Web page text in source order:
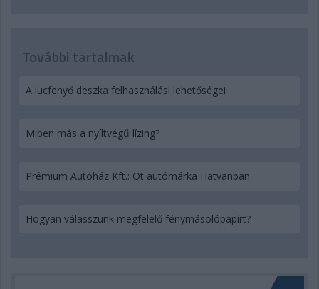
További tartalmak
A lucfenyő deszka felhasználási lehetőségei
Miben más a nyíltvégű lízing?
Prémium Autóház Kft.: Öt autómárka Hatvanban
Hogyan válasszunk megfelelő fénymásolópapírt?